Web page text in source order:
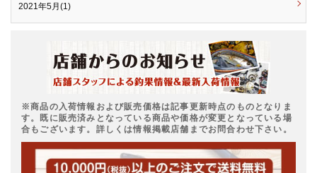
2021年5月(1)
※商品の入荷情報および販売価格は記事更新時点のものとなりま
す。既に販売済みとなっている商品や価格が変更となっている場
合もございます。詳しくは情報掲載店舗までお問合わせ下さい。